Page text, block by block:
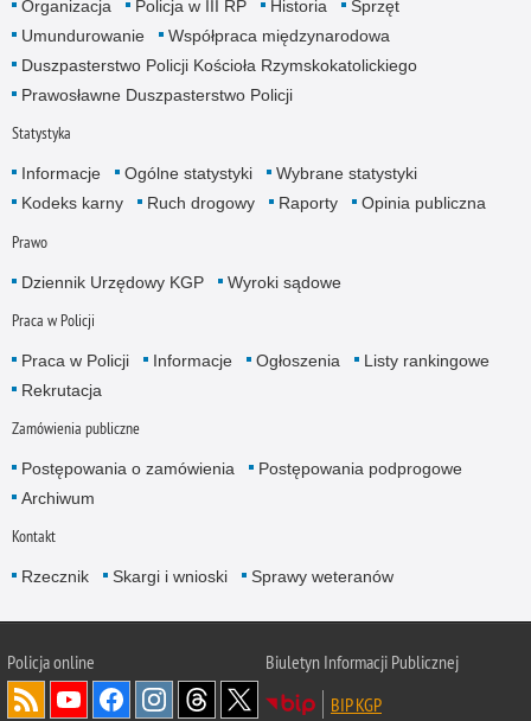
Organizacja
Policja w III RP Historia
Sprzęt
Umundurowanie
Współpraca międzynarodowa
Duszpasterstwo Policji Kościoła Rzymskokatolickiego
Prawosławne Duszpasterstwo Policji
Statystyka
Informacje Ogólne statystyki
Wybrane statystyki
Kodeks karny
Ruch drogowy Raporty Opinia publiczna
Prawo
Dziennik Urzędowy KGP Wyroki sądowe
Praca w Policji
Praca w Policji Informacje Ogłoszenia
Listy rankingowe
Rekrutacja
Zamówienia publiczne
Postępowania o zamówienia
Postępowania podprogowe
Archiwum
Kontakt
Rzecznik Skargi i wnioski Sprawy weteranów
Policjaonline
Biuletyn Informacji Publicznej
BIP KGP